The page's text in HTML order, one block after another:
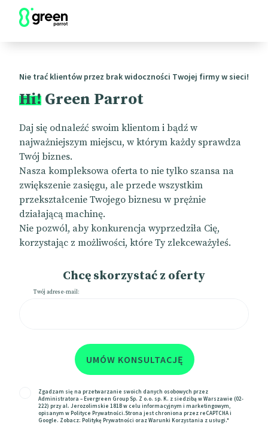
Nie trać klientów przez brak widoczności Twojej firmy w sieci!
Hi! Green Parrot
Daj się odnaleźć swoim klientom i bądź w
najważniejszym miejscu, w którym każdy sprawdza
Twój biznes.
Nasza kompleksowa oferta to nie tylko szansa na
zwiększenie zasięgu, ale przede wszystkim
przekształcenie Twojego biznesu w prężnie
działającą machinę.
Nie pozwól, aby konkurencja wyprzedziła Cię,
korzystając z możliwości, które Ty zlekceważyłeś.
Chcę skorzystać z oferty
Twój adres e-mail:
Zgadzam się na przetwarzanie swoich danych osobowych przez
Administratora – Evergreen Group Sp. Z o.o. sp. K. z siedzibą w Warszawie (02-
222) przy al. Jerozolimskie 181B w celu informacyjnym i marketingowym,
opisanym wPolityce Prywatności.Strona jest chroniona przez reCAPTCHA i
Google. Zobacz: Politykę Prywatności orazWarunki Korzystania z usługi.*